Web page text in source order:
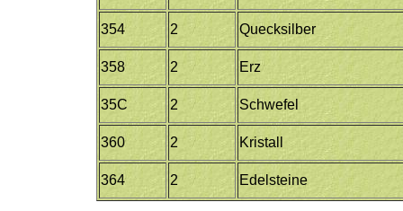
354 2 Quecksilber
358 2 Erz
35C 2 Schwefel
360 2 Kristall
364 2 Edelsteine